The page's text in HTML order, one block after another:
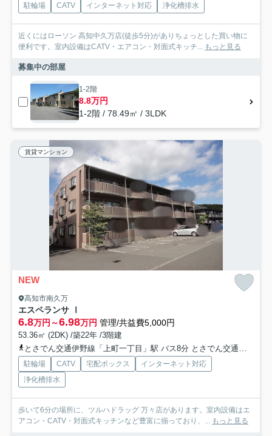
駐輪場 CATV インターネット対応 浄化槽排水
近くにはローソン 高知中久万店(徒歩5分)がありちょっとした買い物に
便利です。室内設備はCATV・エアコン・対面式キッチ... もっと見る
募集中の部屋
1-2階
8.8万円
1-2階 / 78.49㎡ / 3LDK
賃貸マンション
NEW
高知市南久万
エスペランサ Ⅰ
6.8万円～6.98万円 管理/共益費5,000円
53.36㎡ (2DK) /築22年 /3階建
とさでん交通伊野線「上町一丁目」駅 バス8分 とさでん交通「宗安寺分岐」 停歩9分
駐輪場 CATV 宅配ボックス
インターネット対応
浄化槽排水
歩いて6分の場所に、ツルハドラッグ 万々店があります。室内設備はエ
アコン・CATV・対面式キッチンなど豊富に揃っており、... もっと見る